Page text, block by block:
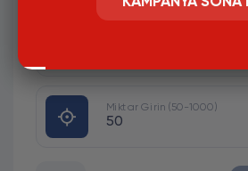
Miktar Girin (50-1000)